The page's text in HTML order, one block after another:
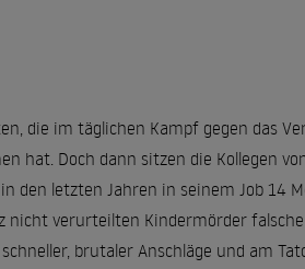
die im täglichen Kampf gegen das
hat. Doch dann sitzen die Kollegen
den letzten Jahren in seinem Job 14
nicht verurteilten Kindermörder falsche
brutaler Anschläge und am